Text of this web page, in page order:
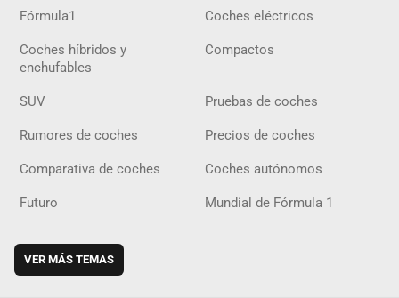
Fórmula1 Coches eléctricos
Coches híbridos y
enchufables
Compactos
SUV Pruebas de coches
Rumores de coches Precios de coches
Comparativa de coches Coches autónomos
Futuro Mundial de Fórmula 1
VER MÁS TEMAS